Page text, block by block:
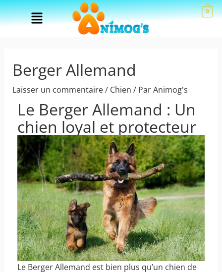
Aller
au
Menu 0
Berger Allemand
Laisser un commentaire/ Chien / ParAnimog's
Le Berger Allemand : Un
chien loyal et protecteur
Le Berger Allemand est bien plus qu’un chien de